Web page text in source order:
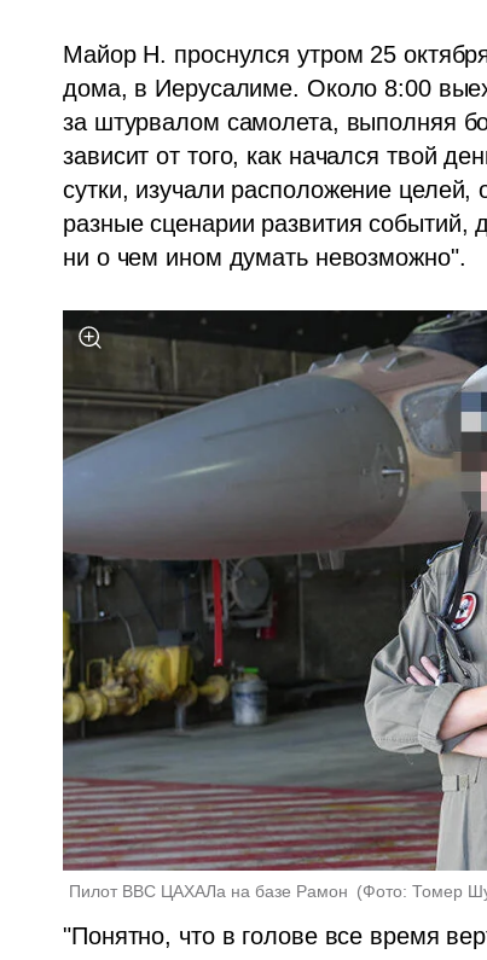
Майор Н. проснулся утром 25
дома, в Иерусалиме. Около 8:00
за штурвалом самолета, выполняя
зависит от того, как начался твой
сутки, изучали расположение
разные сценарии развития событий,
ни о чем ином думать невозможно".
Пилот ВВС ЦАХАЛа на базе Рамон (Фото: Томер
"Понятно, что в голове все время